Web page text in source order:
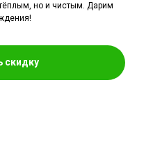
тёплым, но и чистым. Дарим
скидку